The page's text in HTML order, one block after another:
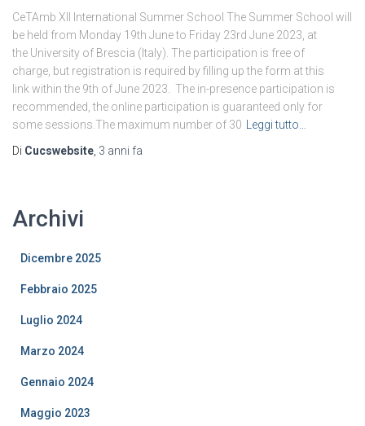
CeTAmb XII International Summer School The Summer School will
be held from Monday 19th June to Friday 23rd June 2023, at
the University of Brescia (Italy). The participation is free of
charge, but registration is required by filling up the form at this
link within the 9th of June 2023. The in-presence participation is
recommended, the online participation is guaranteed only for
some sessions.The maximum number of 30
Leggi tutto…
Di Cucswebsite 3 anni fa
Archivi
Dicembre 2025
Febbraio 2025
Luglio 2024
Marzo 2024
Gennaio 2024
Maggio 2023